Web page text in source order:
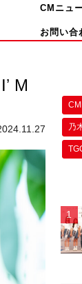
CMニュ
お問い合
M
乃